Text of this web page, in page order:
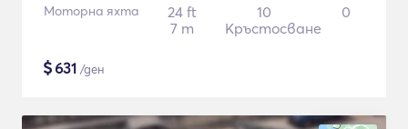
Моторна яхта
24 ft
7 m
10
Кръстосване
0
$631 /ден